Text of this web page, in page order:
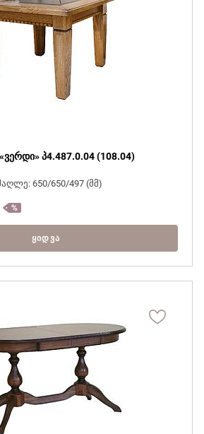
პ4.487.0.04 (108.04)
650/650/497 (მმ)
ᲧᲘᲓᲕᲐ